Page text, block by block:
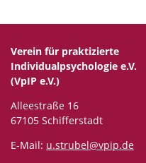
Verein für praktizierte
Individualpsychologie e.V.
(VpIP e.V.)
Alleestraße 16
67105 Schifferstadt
E-Mail: u.strubel@vpip.de